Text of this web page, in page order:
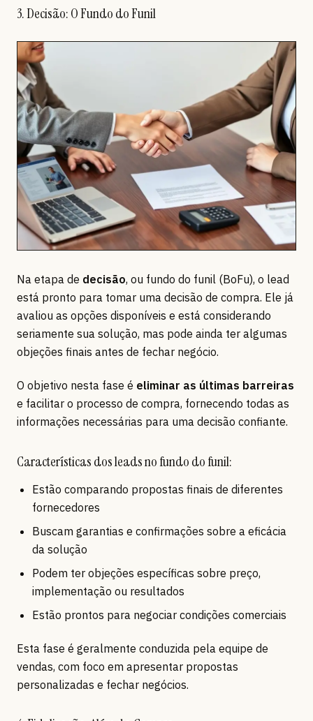
3. Decisão: O Fundo do Funil
Na etapa de decisão, ou fundo do funil (BoFu), o lead
está pronto para tomar uma decisão de compra. Ele já
avaliou as opções disponíveis e está considerando
seriamente sua solução, mas pode ainda ter algumas
objeções finais antes de fechar negócio.
O objetivo nesta fase é eliminar as últimas barreiras
e facilitar o processo de compra, fornecendo todas as
informações necessárias para uma decisão confiante.
Características dos leads no fundo do funil:
Estão comparando propostas finais de diferentes
fornecedores
Buscam garantias e confirmações sobre a eficácia
da solução
Podem ter objeções específicas sobre preço,
implementação ou resultados
Estão prontos para negociar condições comerciais
Esta fase é geralmente conduzida pela equipe de
vendas, com foco em apresentar propostas
personalizadas e fechar negócios.